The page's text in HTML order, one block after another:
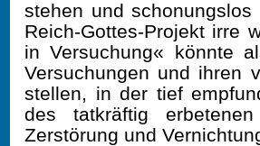
stehen und
Reich-Gottes-Projekt irre
in Versuchung« könnte
Versuchungen und ihren
stellen, in der tief
des tatkräftig
Zerstörung und